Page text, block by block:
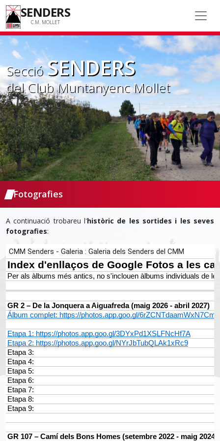
SENDERS
C.M. MOLLET
SeccióSENDERS
del Club Muntanyenc Mollet
Fotografies
A continuació trobareu l'històric de les sortides i les seves
fotografies: